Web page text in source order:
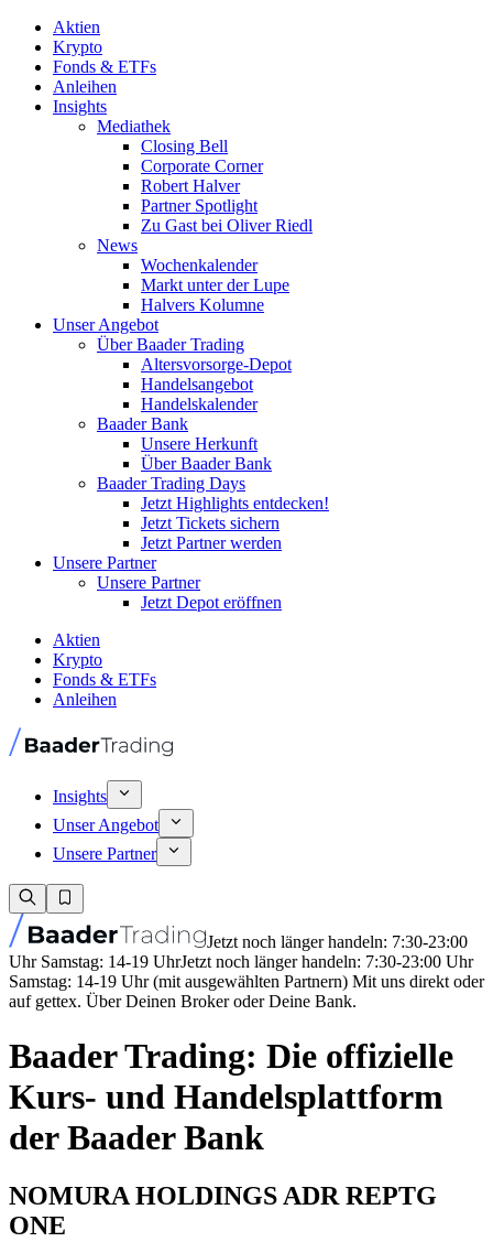
Aktien
Krypto
Fonds & ETFs
Anleihen
Insights
Mediathek
Closing Bell
Corporate Corner
Robert Halver
Partner Spotlight
Zu Gast bei Oliver Riedl
News
Wochenkalender
Markt unter der Lupe
Halvers Kolumne
Unser Angebot
Über Baader Trading
Altersvorsorge-Depot
Handelsangebot
Handelskalender
Baader Bank
Unsere Herkunft
Über Baader Bank
Baader Trading Days
Jetzt Highlights entdecken!
Jetzt Tickets sichern
Jetzt Partner werden
Unsere Partner
Unsere Partner
Jetzt Depot eröffnen
Aktien
Krypto
Fonds & ETFs
Anleihen
Insights
Unser Angebot
Unsere Partner
Jetzt noch länger handeln: 7:30-23:00
Uhr Samstag: 14-19 UhrJetzt noch länger handeln: 7:30-23:00 Uhr
Samstag: 14-19 Uhr (mit ausgewählten Partnern) Mit uns direkt oder
auf gettex. Über Deinen Broker oder Deine Bank.
Baader Trading: Die offizielle
Kurs- und Handelsplattform
der Baader Bank
NOMURA HOLDINGS ADR REPTG
ONE